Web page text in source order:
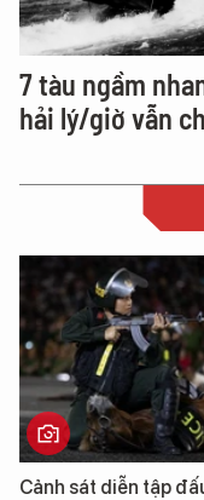
7 tàu ngầm
hải lý/giờ vẫn
Hình ảnh đầu tiên về